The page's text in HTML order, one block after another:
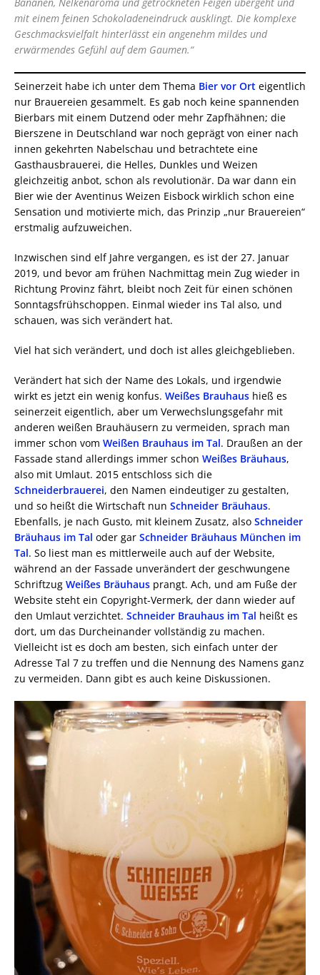
mit einem feinen Schokoladeneindruck ausklingt. Die komplexe
Geschmacksvielfalt hinterlässt ein angenehm mildes und
erwärmendes Gefühl auf dem Gaumen.“
Seinerzeit habe ich unter dem Thema Bier vor Ort eigentlich
nur Brauereien gesammelt. Es gab noch keine spannenden
Bierbars mit einem Dutzend oder mehr Zapfhähnen; die
Bierszene in Deutschland war noch geprägt von einer nach
innen gekehrten Nabelschau und betrachtete eine
Gasthausbrauerei, die Helles, Dunkles und Weizen
gleichzeitig anbot, schon als revolutionär. Da war dann ein
Bier wie der Aventinus Weizen Eisbock wirklich schon eine
Sensation und motivierte mich, das Prinzip „nur Brauereien“
erstmalig aufzuweichen.
Inzwischen sind elf Jahre vergangen, es ist der 27. Januar
2019, und bevor am frühen Nachmittag mein Zug wieder in
Richtung Provinz fährt, bleibt noch Zeit für einen schönen
Sonntagsfrühschoppen. Einmal wieder ins Tal also, und
schauen, was sich verändert hat.
Viel hat sich verändert, und doch ist alles gleichgeblieben.
Verändert hat sich der Name des Lokals, und irgendwie
wirkt es jetzt ein wenig konfus. Weißes Brauhaus hieß es
seinerzeit eigentlich, aber um Verwechslungsgefahr mit
anderen weißen Brauhäusern zu vermeiden, sprach man
immer schon vom Weißen Brauhaus im Tal. Draußen an der
Fassade stand allerdings immer schon Weißes Bräuhaus,
also mit Umlaut. 2015 entschloss sich die
Schneiderbrauerei, den Namen eindeutiger zu gestalten,
und so heißt die Wirtschaft nun Schneider Bräuhaus.
Ebenfalls, je nach Gusto, mit kleinem Zusatz, also Schneider
Bräuhaus im Tal oder gar Schneider Bräuhaus München im
Tal. So liest man es mittlerweile auch auf der Website,
während an der Fassade unverändert der geschwungene
Schriftzug Weißes Bräuhaus prangt. Ach, und am Fuße der
Website steht ein Copyright-Vermerk, der dann wieder auf
den Umlaut verzichtet. Schneider Brauhaus im Tal heißt es
dort, um das Durcheinander vollständig zu machen.
Vielleicht ist es doch am besten, sich einfach unter der
Adresse Tal 7 zu treffen und die Nennung des Namens ganz
zu vermeiden. Dann gibt es auch keine Diskussionen.